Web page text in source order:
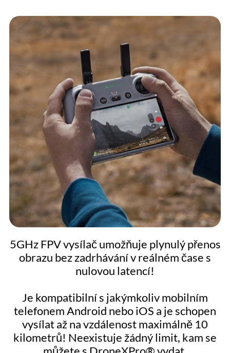
5GHz FPV vysílač umožňuje plynulý přenos
obrazu bez zadrhávání v reálném čase s
nulovou latencí!
Je kompatibilní s jakýmkoliv mobilním
telefonem Android nebo iOS a je schopen
vysílat až na vzdálenost maximálně 10
kilometrů! Neexistuje žádný limit, kam se